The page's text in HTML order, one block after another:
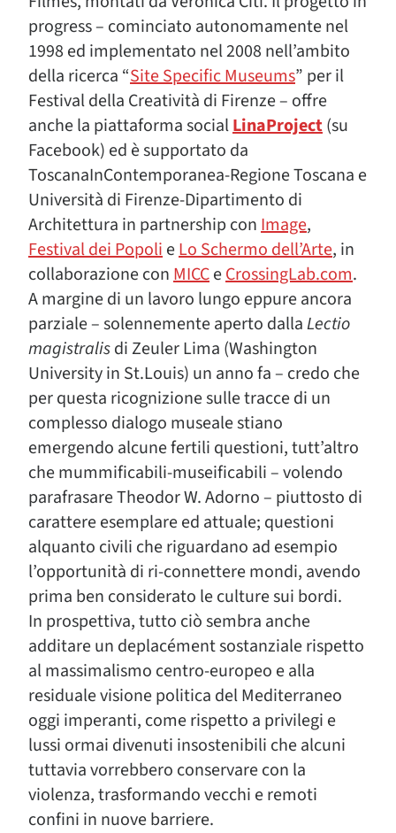
progress – cominciato autonomamente nel
1998 ed implementato nel 2008 nell’ambito
della ricerca “Site Specific Museums” per il
Festival della Creatività di Firenze – offre
anche la piattaforma socialLinaProject(su
Facebook) ed è supportato da
ToscanaInContemporanea-Regione Toscana e
Università di Firenze-Dipartimento di
Architettura in partnership conImage,
Festival dei PopolieLo Schermo dell’Arte, in
collaborazione conMICCeCrossingLab.com.
A margine di un lavoro lungo eppure ancora
parziale – solennemente aperto dallaLectio
magistralisdi Zeuler Lima (Washington
University in St.Louis) un anno fa – credo che
per questa ricognizione sulle tracce di un
complesso dialogo museale stiano
emergendo alcune fertili questioni, tutt’altro
che mummificabili-museificabili – volendo
parafrasare Theodor W. Adorno – piuttosto di
carattere esemplare ed attuale; questioni
alquanto civili che riguardano ad esempio
l’opportunità di ri-connettere mondi, avendo
prima ben considerato le culture sui bordi.
In prospettiva, tutto ciò sembra anche
additare un deplacément sostanziale rispetto
al massimalismo centro-europeo e alla
residuale visione politica del Mediterraneo
oggi imperanti, come rispetto a privilegi e
lussi ormai divenuti insostenibili che alcuni
tuttavia vorrebbero conservare con la
violenza, trasformando vecchi e remoti
confini in nuove barriere.